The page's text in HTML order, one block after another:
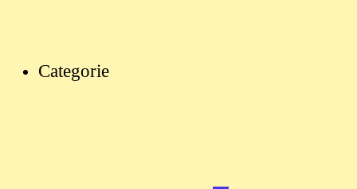
Categorie